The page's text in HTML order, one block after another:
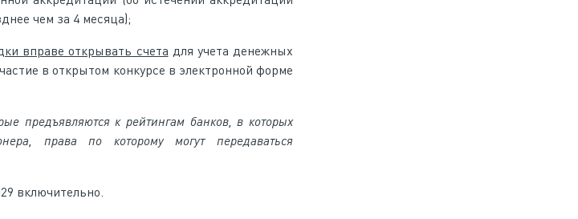
чем за 4 месяца);
вправе открывать счета для учета денежных
в открытом конкурсе в электронной форме
предъявляются к рейтингам банков, в которых
права по которому могут передаваться
включительно.